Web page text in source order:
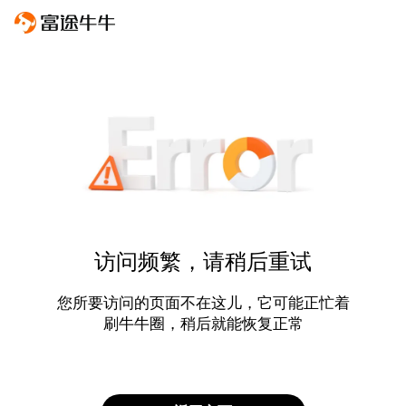
访问频繁，请稍后重试
您所要访问的页面不在这儿，它可能正忙着
刷牛牛圈，稍后就能恢复正常